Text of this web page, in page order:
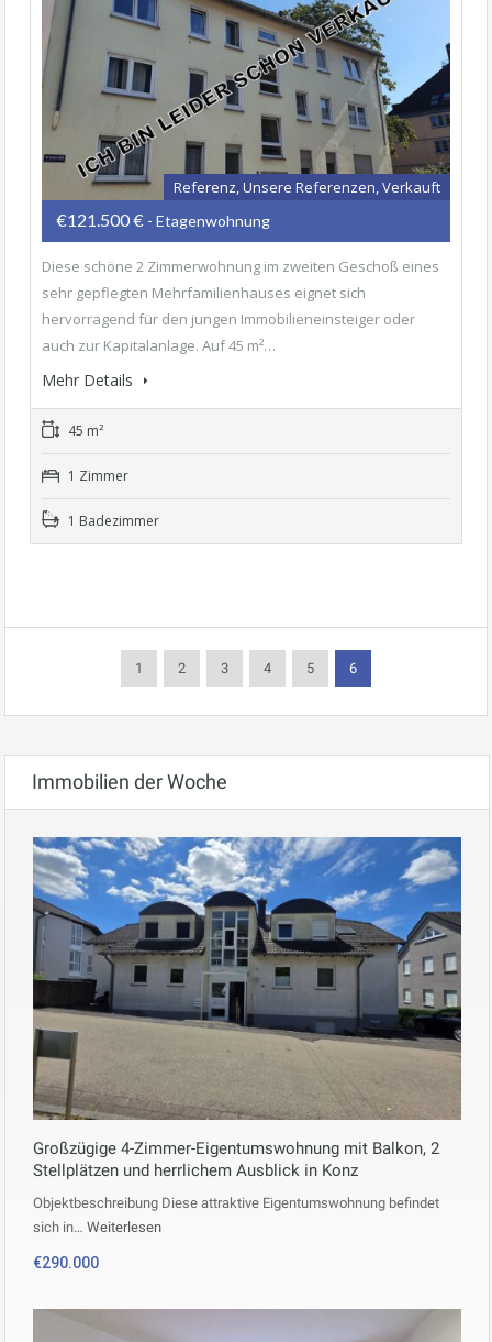
Referenz, Unsere Referenzen, Verkauft
€121.500 € - Etagenwohnung
Diese schöne 2 Zimmerwohnung im zweiten Geschoß eines
sehr gepflegten Mehrfamilienhauses eignet sich
hervorragend für den jungen Immobilieneinsteiger oder
auch zur Kapitalanlage. Auf 45 m²…
Mehr Details
45 m²
1 Zimmer
1 Badezimmer
1 2 3 4 5 6
Immobilien der Woche
Großzügige 4-Zimmer-Eigentumswohnung mit Balkon, 2
Stellplätzen und herrlichem Ausblick in Konz
Objektbeschreibung Diese attraktive Eigentumswohnung befindet
sich in… Weiterlesen
€290.000